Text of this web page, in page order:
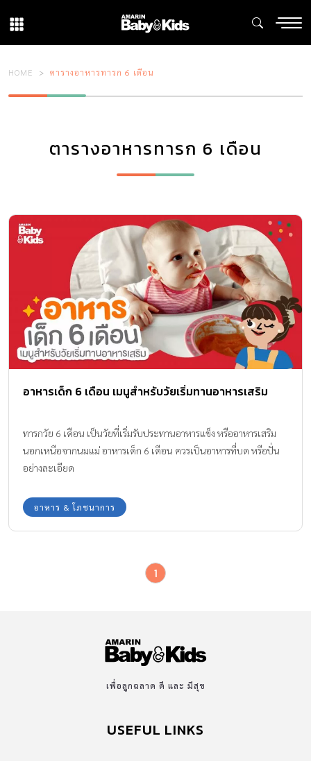
HOME ตารางอาหารทารก 6 เดือน
ตารางอาหารทารก 6 เดือน
อาหารเด็ก 6 เดือน เมนูสำหรับวัยเริ่มทานอาหารเสริม
ทารกวัย 6 เดือน เป็นวัยที่เริ่มรับประทานอาหารแข็ง หรืออาหารเสริม
นอกเหนือจากนมแม่ อาหารเด็ก 6 เดือน ควรเป็นอาหารที่บด หรือปั่น
อย่างละเอียด
อาหาร & โภชนาการ
1
เพื่อลูกฉลาด ดี และ มีสุข
USEFUL LINKS